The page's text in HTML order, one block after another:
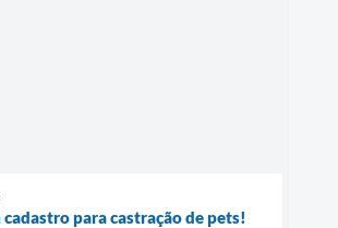
para castração de pets!